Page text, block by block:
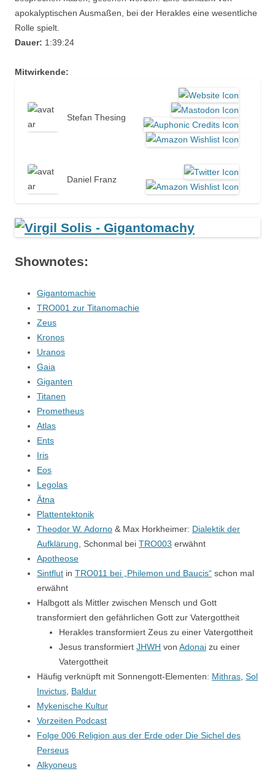
apokalyptischen Ausmaßen, bei der Herakles eine wesentliche
Rolle spielt.
Dauer: 1:39:24
Mitwirkende:
Stefan Thesing
Daniel Franz
Shownotes:
Gigantomachie
TRO001 zur Titanomachie
Zeus
Kronos
Uranos
Gaia
Giganten
Titanen
Prometheus
Atlas
Ents
Iris
Eos
Legolas
Ätna
Plattentektonik
Theodor W. Adorno & Max Horkheimer: Dialektik der
Aufklärung , Schonmal bei TRO003 erwähnt
Apotheose
Sintflut in TRO011 bei „Philemon und Baucis“ schon mal
erwähnt
Halbgott als Mittler zwischen Mensch und Gott
transformiert den gefährlichen Gott zur Vatergottheit
Herakles transformiert Zeus zu einer Vatergottheit
Jesus transformiert JHWH von Adonai zu einer
Vatergottheit
Häufig verknüpft mit Sonnengott-Elementen: Mithras Sol
Invictus Baldur
Mykenische Kultur
Vorzeiten Podcast
Folge 006 Religion aus der Erde oder Die Sichel des
Perseus
Alkyoneus